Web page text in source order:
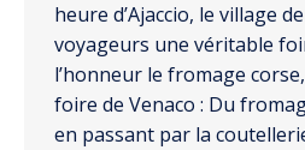
heure d’Ajaccio, le village
voyageurs une véritable
l’honneur le fromage
foire de Venaco : Du
en passant par la